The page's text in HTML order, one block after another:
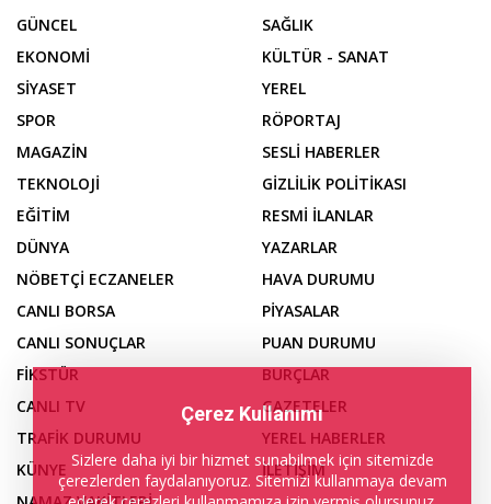
GÜNCEL
EKONOMİ
SİYASET
SPOR
MAGAZİN
TEKNOLOJİ
EĞİTİM
DÜNYA
SAĞLIK
KÜLTÜR - SANAT
YEREL
RÖPORTAJ
SESLİ HABERLER
GİZLİLİK POLİTİKASI
RESMİ İLANLAR
YAZARLAR
NÖBETÇİ ECZANELER
CANLI BORSA
CANLI SONUÇLAR
FİKSTÜR
CANLI TV
TRAFİK DURUMU
KÜNYE
HAVA DURUMU
PİYASALAR
PUAN DURUMU
BURÇLAR
GAZETELER
YEREL HABERLER
İLETİŞİM
Çerez Kullanımı
Sizlere daha iyi bir hizmet sunabilmek için sitemizde
çerezlerden faydalanıyoruz. Sitemizi kullanmaya devam